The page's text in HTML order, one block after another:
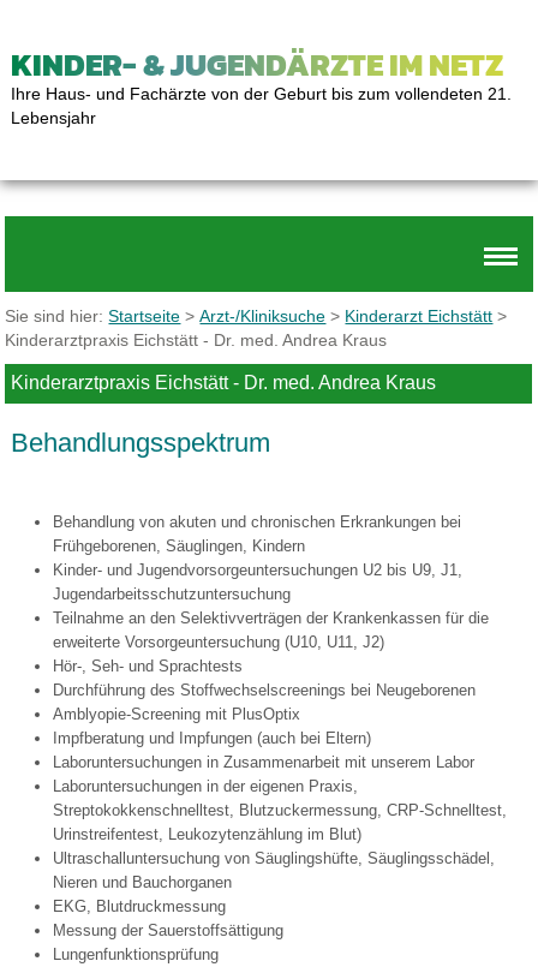
KINDER- & JUGENDÄRZTE IM NETZ
Ihre Haus- und Fachärzte von der Geburt bis zum vollendeten 21.
Lebensjahr
Sie sind hier:Startseite >Arzt-/Kliniksuche > Kinderarzt Eichstätt >
Kinderarztpraxis Eichstätt - Dr. med. Andrea Kraus
Kinderarztpraxis Eichstätt - Dr. med. Andrea Kraus
Behandlungsspektrum
Behandlung von akuten und chronischen Erkrankungen bei
Frühgeborenen, Säuglingen, Kindern
Kinder- und Jugendvorsorgeuntersuchungen U2 bis U9, J1,
Jugendarbeitsschutzuntersuchung
Teilnahme an den Selektivverträgen der Krankenkassen für die
erweiterte Vorsorgeuntersuchung (U10, U11, J2)
Hör-, Seh- und Sprachtests
Durchführung des Stoffwechselscreenings bei Neugeborenen
Amblyopie-Screening mit PlusOptix
Impfberatung und Impfungen (auch bei Eltern)
Laboruntersuchungen in Zusammenarbeit mit unserem Labor
Laboruntersuchungen in der eigenen Praxis,
Streptokokkenschnelltest, Blutzuckermessung, CRP-Schnelltest,
Urinstreifentest, Leukozytenzählung im Blut)
Ultraschalluntersuchung von Säuglingshüfte, Säuglingsschädel,
Nieren und Bauchorganen
EKG, Blutdruckmessung
Messung der Sauerstoffsättigung
Lungenfunktionsprüfung